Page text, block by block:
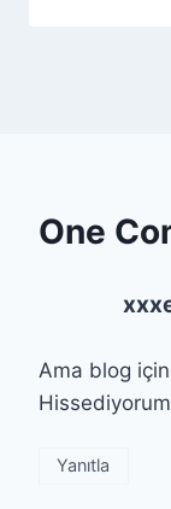
One
Ama blog
Hissediyorum
Yanıtla